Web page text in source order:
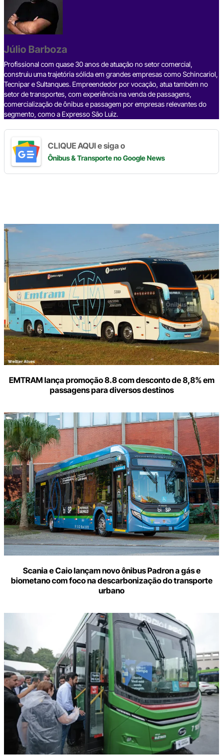
b
o
o
k
s
Júlio Barboza
Profissional com quase 30 anos de atuação no setor comercial,
construiu uma trajetória sólida em grandes empresas como Schincariol,
Tecnipar e Sultanques. Empreendedor por vocação, atua também no
setor de transportes, com experiência na venda de passagens,
comercialização de ônibus e passagem por empresas relevantes do
segmento, como a Expresso São Luiz.
CLIQUE AQUI e siga o
Ônibus & Transporteno Google News
EMTRAM lança promoção 8.8 com desconto de 8,8% em
passagens para diversos destinos
Scania e Caio lançam novo ônibus Padron a gás e
biometano com foco na descarbonização do transporte
urbano
Digite
aqui
o
seu
e-
mail